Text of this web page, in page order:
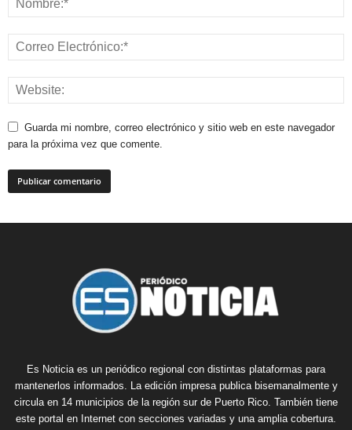
Guarda mi nombre, correo electrónico y sitio web en este navegador
para la próxima vez que comente.
Es Noticia es un periódico regional con distintas plataformas para
mantenerlos informados. La edición impresa publica bisemanalmente y
circula en 14 municipios de la región sur de Puerto Rico. También tiene
este portal en Internet con secciones variadas y una amplia cobertura.